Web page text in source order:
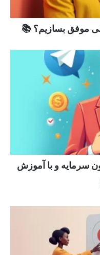
موفق بسازیم؟ 📚
سرمایه و با آموزش